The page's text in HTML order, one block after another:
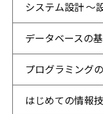
システム設計 ～
データベースの
プログラミング
はじめての情報